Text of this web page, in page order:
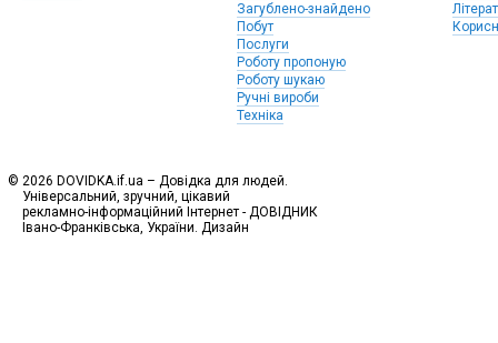
Загублено-знайдено
Побут
Послуги
Роботу пропоную
Роботу шукаю
Ручні вироби
Техніка
© 2026 DOVIDKA.if.ua – Довідка для людей.
Універсальний, зручний, цікавий
рекламно-інформаційний Інтернет - ДОВІДНИК
Івано-Франківська, України. Дизайн